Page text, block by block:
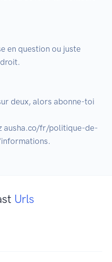
en question ou juste
deux, alors abonne-toi
ausha.co/fr/politique-de-
Urls